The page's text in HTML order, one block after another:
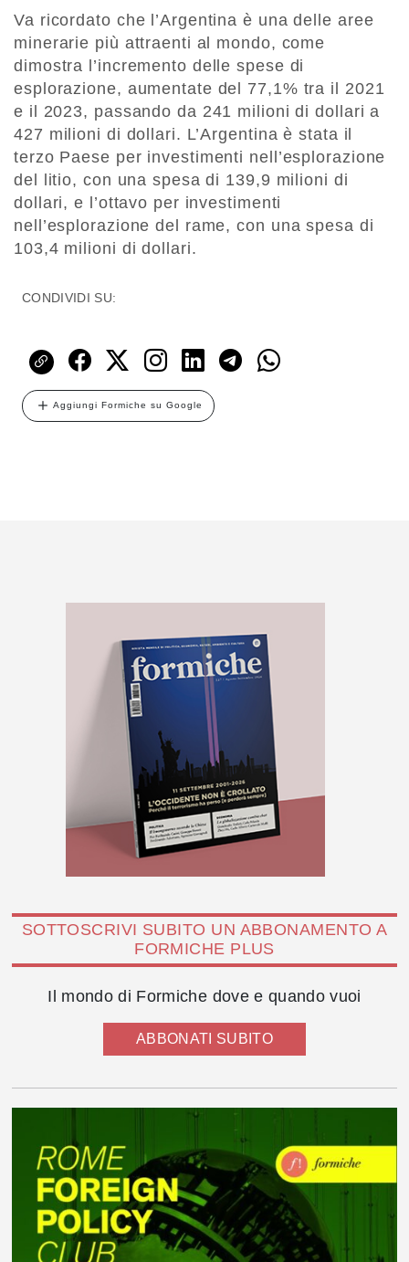
Va ricordato che l’Argentina è una delle aree
minerarie più attraenti al mondo, come
dimostra l’incremento delle spese di
esplorazione, aumentate del 77,1% tra il 2021
e il 2023, passando da 241 milioni di dollari a
427 milioni di dollari. L’Argentina è stata il
terzo Paese per investimenti nell’esplorazione
del litio, con una spesa di 139,9 milioni di
dollari, e l’ottavo per investimenti
nell’esplorazione del rame, con una spesa di
103,4 milioni di dollari.
CONDIVIDI SU:
Aggiungi Formiche su Google
SOTTOSCRIVI SUBITO UN ABBONAMENTO A
FORMICHE PLUS
Il mondo di Formiche dove e quando vuoi
ABBONATI SUBITO